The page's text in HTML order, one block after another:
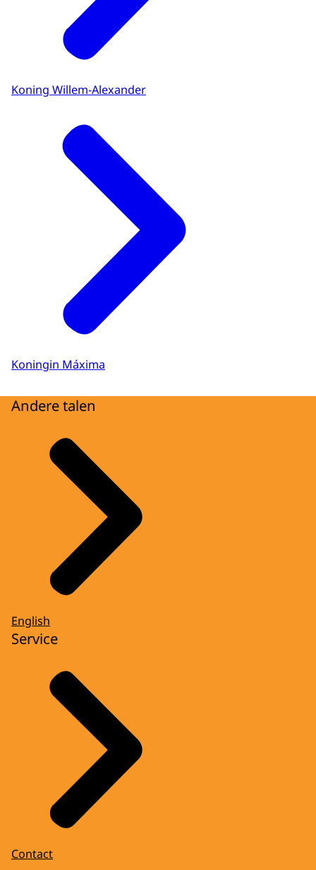
Koning Willem-Alexander
Koningin Máxima
Andere talen
English
Service
Contact